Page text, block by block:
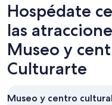
Hospédate
las
Museo y
Culturarte
Museo y centro